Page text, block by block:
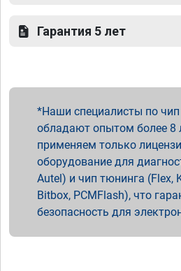
Гарантия 5 лет
Наши специалисты по
обладают опытом более 8
применяем только
оборудование для
Autel) и чип тюнинга (Flex,
Bitbox, PCMFlash), что
безопасность для